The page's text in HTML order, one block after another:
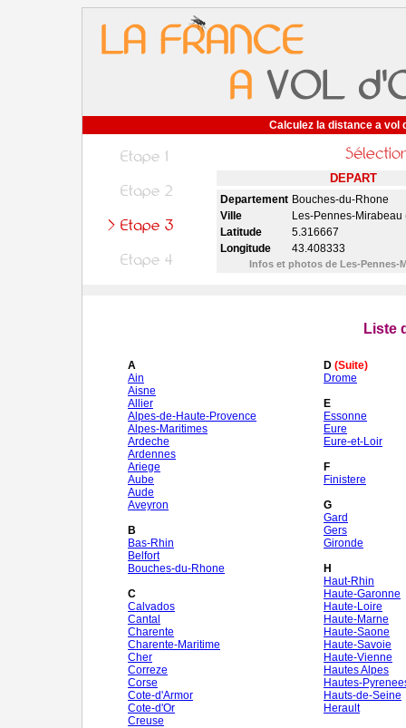
Calculez la distance a vol
DEPART
Departement Bouches-du-Rhone
Ville
Les-Pennes-Mirabeau
Latitude
5.316667
Longitude
43.408333
Infos et photos de Les-Pennes-
Liste
A
Ain
Aisne
Allier
Alpes-de-Haute-Provence
Alpes-Maritimes
Ardeche
Ardennes
Ariege
Aube
Aude
Aveyron
B
Bas-Rhin
Belfort
Bouches-du-Rhone
C
Calvados
Cantal
Charente
Charente-Maritime
Cher
Correze
Corse
Cote-d'Armor
Cote-d'Or
Creuse
D (Suite)
Drome
E
Essonne
Eure
Eure-et-Loir
F
Finistere
G
Gard
Gers
Gironde
H
Haut-Rhin
Haute-Garonne
Haute-Loire
Haute-Marne
Haute-Saone
Haute-Savoie
Haute-Vienne
Hautes Alpes
Hautes-
Hauts-de-Seine
Herault